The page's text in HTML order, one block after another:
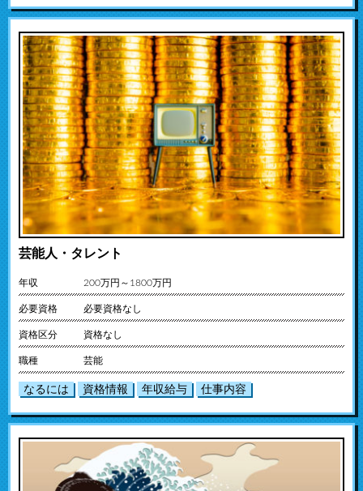
芸能人・タレント
年収 200万円～1800万円
必要資格 必要資格なし
資格区分 資格なし
職種 芸能
なるには 資格情報 年収給与 仕事内容